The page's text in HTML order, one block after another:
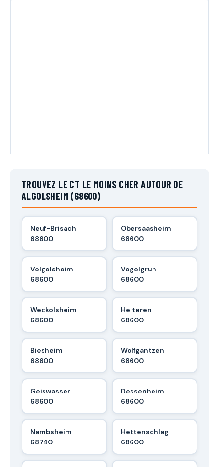
TROUVEZ LE CT LE MOINS CHER AUTOUR DE
ALGOLSHEIM (68600)
Neuf-Brisach
68600
Obersaasheim
68600
Volgelsheim
68600
Vogelgrun
68600
Weckolsheim
68600
Heiteren
68600
Biesheim
68600
Wolfgantzen
68600
Geiswasser
68600
Dessenheim
68600
Nambsheim
68740
Hettenschlag
68600